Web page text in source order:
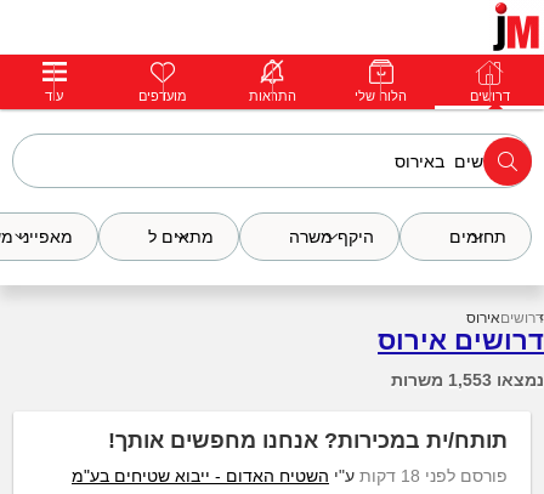
דרושים פרופילים הודעות פרימיום דרושים הלוח שלי התראות מועדפים עוד
תחומים היקף משרה מתאים ל מאפייני
דרושיםאירוס
דרושים אירוס
נמצאו 1,553 משרות
תותח/ית במכירות? אנחנו מחפשים אותך!
פורסם לפני 18 דקות ע"י השטיח האדום - ייבוא שטיחים בע"מ